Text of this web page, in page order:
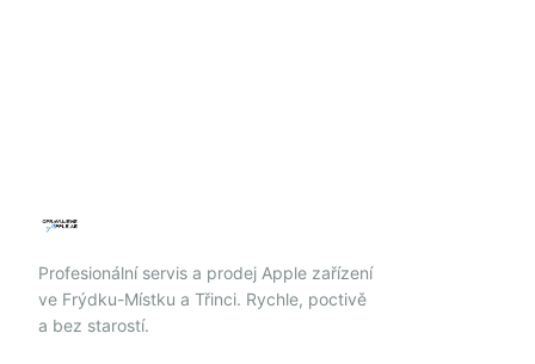
Profesionální servis a prodej Apple zařízení
ve Frýdku-Místku a Třinci. Rychle, poctivě
a bez starostí.